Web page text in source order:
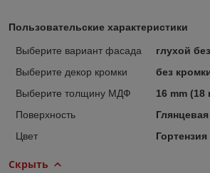
Пользовательские характеристики
Выберите вариант фасада
глухой
Выберите декор кромки
без
Выберите толщину МДФ
16 mm (18
Поверхность
Глянцевая
Цвет
Гортензия
Скрыть